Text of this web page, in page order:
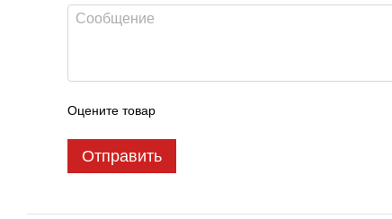
Оцените товар
Отправить